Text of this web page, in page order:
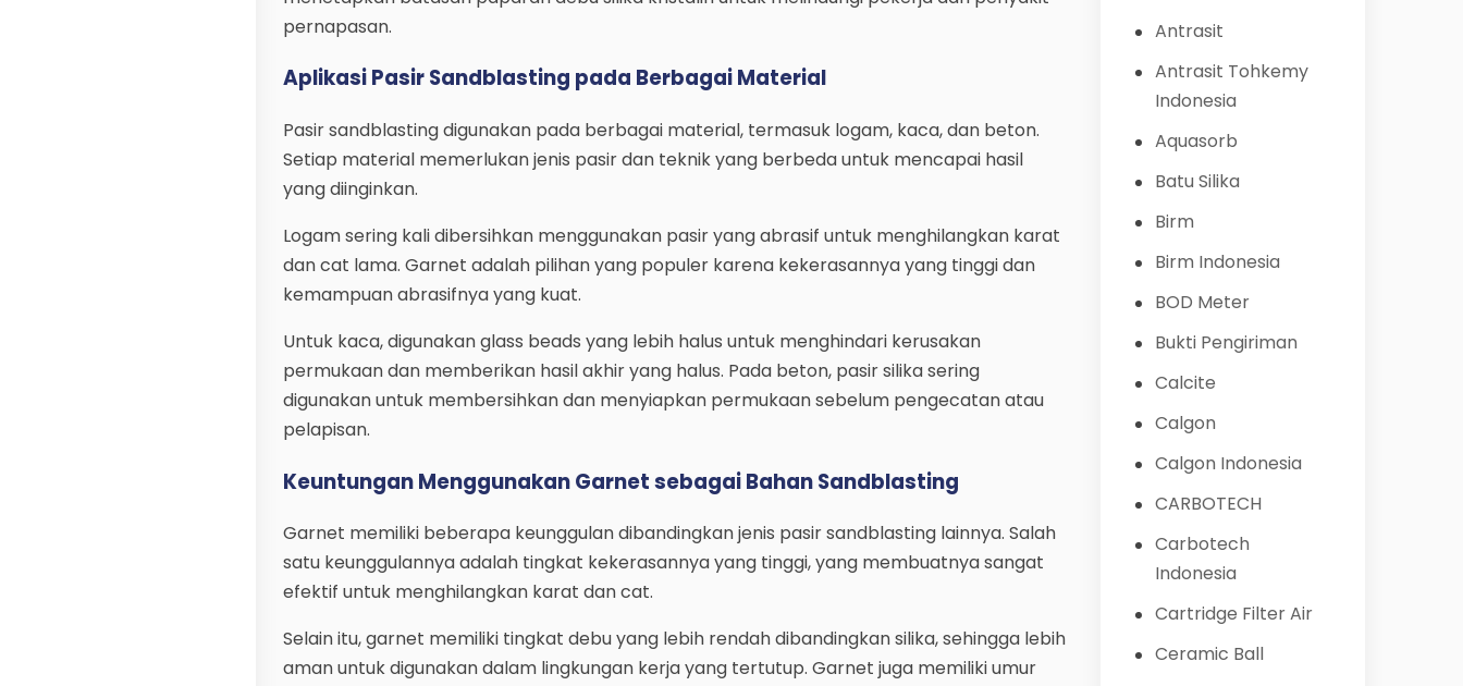
pernapasan.
Aplikasi Pasir Sandblasting pada Berbagai Material
Pasir sandblasting digunakan pada berbagai material, termasuk logam, kaca, dan beton.
Setiap material memerlukan jenis pasir dan teknik yang berbeda untuk mencapai hasil
yang diinginkan.
Logam sering kali dibersihkan menggunakan pasir yang abrasif untuk menghilangkan karat
dan cat lama. Garnet adalah pilihan yang populer karena kekerasannya yang tinggi dan
kemampuan abrasifnya yang kuat.
Untuk kaca, digunakan glass beads yang lebih halus untuk menghindari kerusakan
permukaan dan memberikan hasil akhir yang halus. Pada beton, pasir silika sering
digunakan untuk membersihkan dan menyiapkan permukaan sebelum pengecatan atau
pelapisan.
Keuntungan Menggunakan Garnet sebagai Bahan Sandblasting
Garnet memiliki beberapa keunggulan dibandingkan jenis pasir sandblasting lainnya. Salah
satu keunggulannya adalah tingkat kekerasannya yang tinggi, yang membuatnya sangat
efektif untuk menghilangkan karat dan cat.
Selain itu, garnet memiliki tingkat debu yang lebih rendah dibandingkan silika, sehingga lebih
aman untuk digunakan dalam lingkungan kerja yang tertutup. Garnet juga memiliki umur
Antrasit
Antrasit Tohkemy
Indonesia
Aquasorb
Batu Silika
Birm
Birm Indonesia
BOD Meter
Bukti Pengiriman
Calcite
Calgon
Calgon Indonesia
CARBOTECH
Carbotech
Indonesia
Cartridge Filter Air
Ceramic Ball